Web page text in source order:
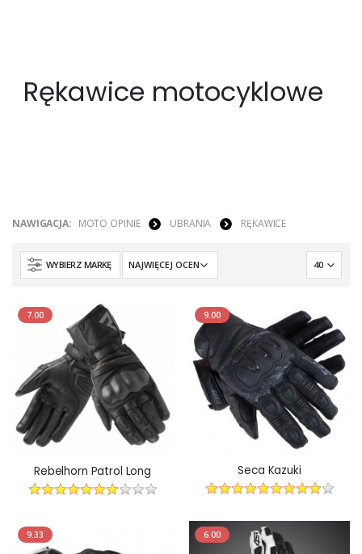
Rękawice motocyklowe
NAWIGACJA: MOTO OPINIE UBRANIA RĘKAWICE
WYBIERZ MARKĘ
7.00
Rebelhorn Patrol Long
9.00
Seca Kazuki
9.33 6.00